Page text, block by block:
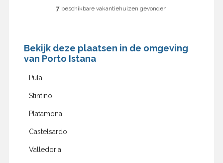
7beschikbare vakantiehuizen gevonden
Bekijk deze plaatsen in de omgeving
van Porto Istana
Pula
Stintino
Platamona
Castelsardo
Valledoria